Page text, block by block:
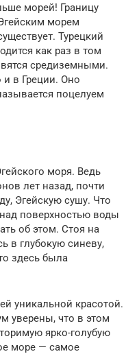
морей! Границу
морем
Турецкий
как раз в том
средиземными.
и в Греции. Оно
поцелуем
моря. Ведь
лет назад, почти
Эгейскую сушу. Что
поверхностью воды
об этом. Стоя на
в глубокую синеву,
здесь была
уникальной красотой.
уверены, что в этом
ярко-голубую
море — самое